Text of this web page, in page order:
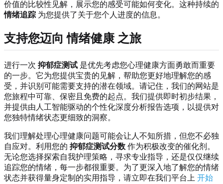
价值的比较性见解，展示您的感受可能如何变化。这种持续的
情绪追踪 为您提供了关于您个人进度的信息。
支持您迈向情绪健康 之旅
进行一次 抑郁症测试 是优先考虑您心理健康方面勇敢而重要
的一步。它为您提供宝贵的见解，帮助您更好地理解您的感
受，并识别可能需要支持的潜在领域。请记住，我们的网站是
您旅程中可靠、保密且免费的起点。我们提供即时初步结果，
并提供由人工智能驱动的个性化深度分析报告选项，以提供对
您独特情绪状态更细致的洞察。
我们理解处理心理健康问题可能会让人不知所措，但您不必独
自应对。利用您的 抑郁症测试分数 作为积极改变的催化剂。
无论您选择探索自我护理策略，寻求专业指导，还是仅仅继续
追踪您的情绪，每一步都很重要。为了更深入地了解您的情绪
状态并获得量身定制的实用指导，请立即在我们平台上 开始